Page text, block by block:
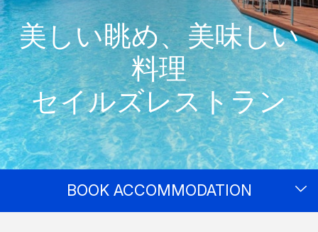
美しい眺め、美味しい
料理
セイルズレストラン
BOOK ACCOMMODATION